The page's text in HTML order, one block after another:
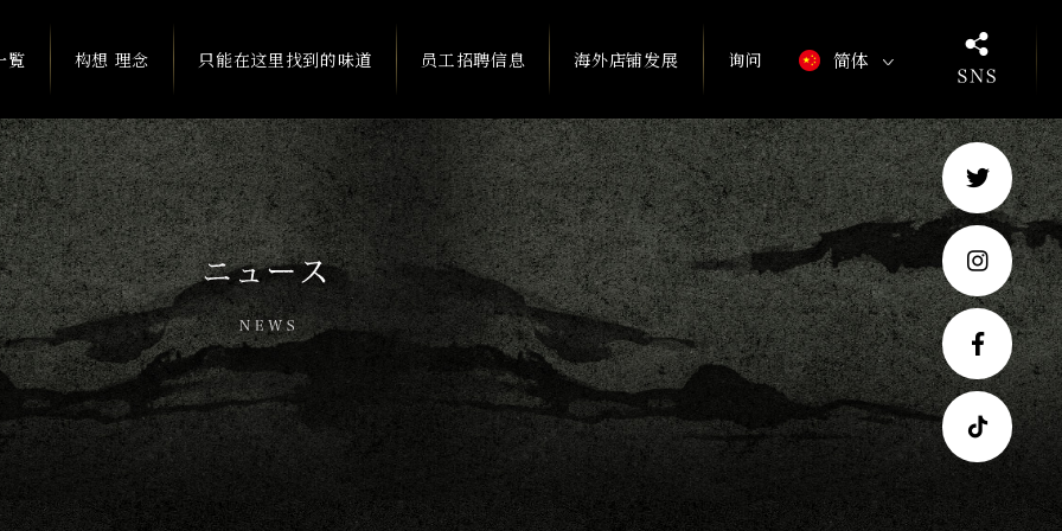
覧 构想 理念 只能在这里找到的味道 员工招聘信息 海外店铺发展 询问 简体